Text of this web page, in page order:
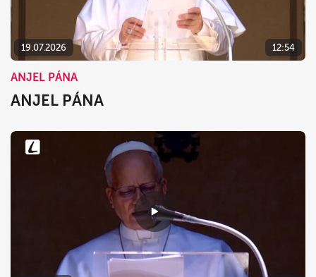
19.07.2026 12:54
ANJEL PÁNA
ANJEL PÁNA